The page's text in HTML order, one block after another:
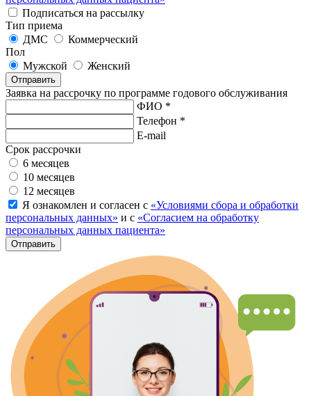
Подписаться на рассылку
Тип приема
ДМС
Коммерческий
Пол
Мужской
Женский
Отправить
Заявка на рассрочку по программе годового обслуживания
ФИО *
Телефон *
E-mail
Срок рассрочки
6 месяцев
10 месяцев
12 месяцев
Я ознакомлен и согласен с «Условиями сбора и обработки
персональных данных» и с «Согласием на обработку
персональных данных пациента»
Отправить